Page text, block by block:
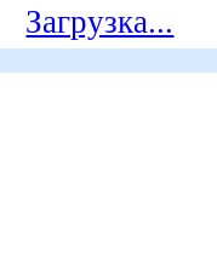
Загрузка...